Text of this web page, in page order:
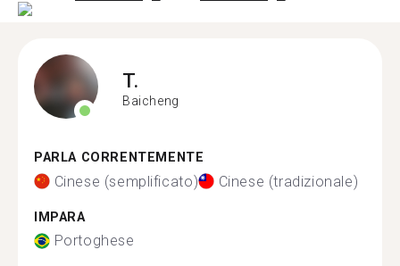
T.
Baicheng
PARLA CORRENTEMENTE
Cinese (semplificato) Cinese (tradizionale)
IMPARA
Portoghese